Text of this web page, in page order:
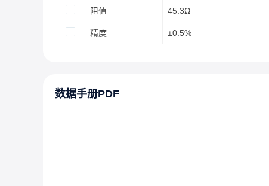
阻值 45.3Ω
精度 ±0.5%
数据手册PDF